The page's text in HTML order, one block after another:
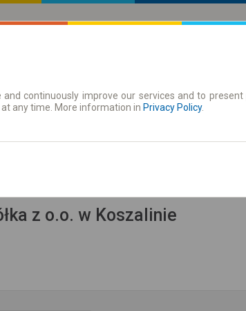
Časové jízdenky
z o.o. w Koszalinie
continuously improve our services and to
any time. More information in Privacy Policy.